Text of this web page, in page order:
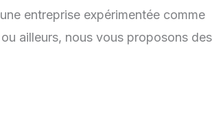
entreprise expérimentée comme
ailleurs, nous vous proposons des